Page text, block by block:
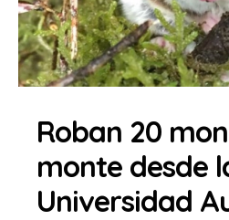
Roban 20
monte desde
Universidad